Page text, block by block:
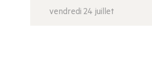
vendredi 24 juillet